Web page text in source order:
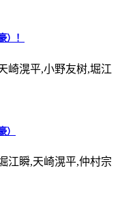
）！
崎滉平,小野友树,堀江
）
江瞬,天崎滉平,仲村宗